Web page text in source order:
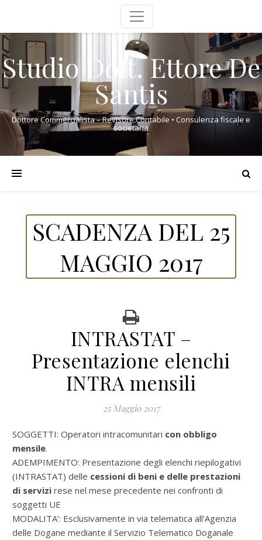
Studio Dott. Ettore De
Santis
Dottore Commercialista – Revisore Contabile • Consulenza fiscale e
societaria
SCADENZA DEL 25
MAGGIO 2017
INTRASTAT –
Presentazione elenchi
INTRA mensili
25 Maggio 2017
SOGGETTI: Operatori intracomunitari con obbligo
mensile.
ADEMPIMENTO: Presentazione degli elenchi riepilogativi
(INTRASTAT) delle cessioni di beni e delle prestazioni
di servizi rese nel mese precedente nei confronti di
soggetti UE
MODALITA’: Esclusivamente in via telematica all'Agenzia
delle Dogane mediante il Servizio Telematico Doganale